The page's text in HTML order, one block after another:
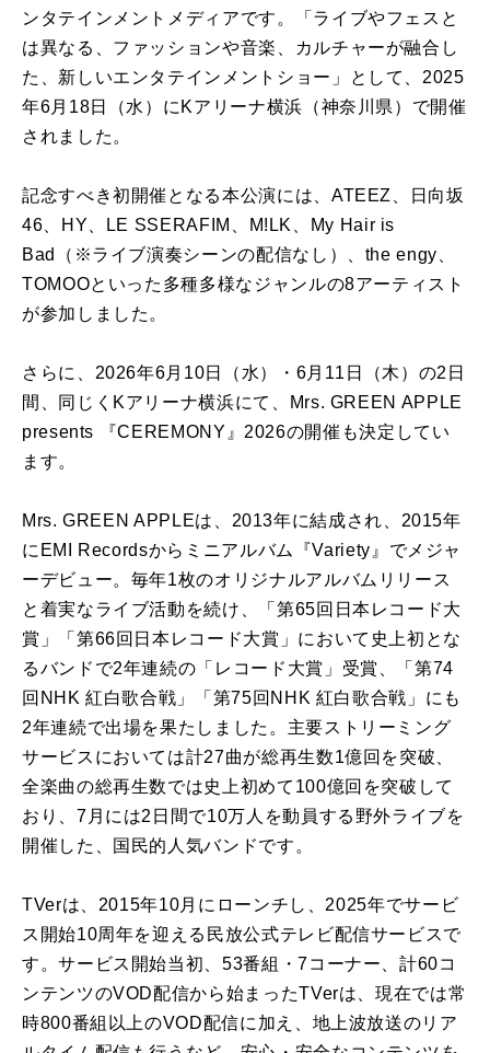
ンタテインメントメディアです。「ライブやフェスと
は異なる、ファッションや音楽、カルチャーが融合し
た、新しいエンタテインメントショー」として、2025
年6月18日（水）にKアリーナ横浜（神奈川県）で開催
されました。
記念すべき初開催となる本公演には、ATEEZ、日向坂
46、HY、LE SSERAFIM、M!LK、My Hair is
Bad（※ライブ演奏シーンの配信なし）、the engy、
TOMOOといった多種多様なジャンルの8アーティスト
が参加しました。
さらに、2026年6月10日（水）・6月11日（木）の2日
間、同じくKアリーナ横浜にて、Mrs. GREEN APPLE
presents 『CEREMONY』2026の開催も決定してい
ます。
Mrs. GREEN APPLEは、2013年に結成され、2015年
にEMI Recordsからミニアルバム『Variety』でメジャ
ーデビュー。毎年1枚のオリジナルアルバムリリース
と着実なライブ活動を続け、「第65回日本レコード大
賞」「第66回日本レコード大賞」において史上初とな
るバンドで2年連続の「レコード大賞」受賞、「第74
回NHK 紅白歌合戦」「第75回NHK 紅白歌合戦」にも
2年連続で出場を果たしました。主要ストリーミング
サービスにおいては計27曲が総再生数1億回を突破、
全楽曲の総再生数では史上初めて100億回を突破して
おり、7月には2日間で10万人を動員する野外ライブを
開催した、国民的人気バンドです。
TVerは、2015年10月にローンチし、2025年でサービ
ス開始10周年を迎える⺠放公式テレビ配信サービスで
す。サービス開始当初、53番組・7コーナー、計60コ
ンテンツのVOD配信から始まったTVerは、現在では常
時800番組以上のVOD配信に加え、地上波放送のリア